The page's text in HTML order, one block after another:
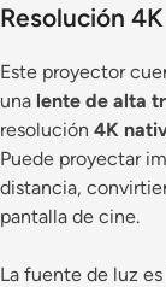
Resolución
Este proyector
una lente de alta
resolución 4K
Puede proyectar
distancia,
pantalla de cine.
La fuente de luz